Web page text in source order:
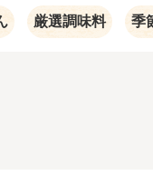
厳選調味料 季